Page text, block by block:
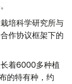
培科学研究所与
作协议框架下的
着6000多种植
的特有种，约